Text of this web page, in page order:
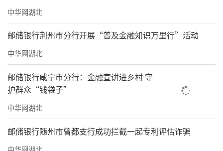
中华网湖北
邮储银行荆州市分行开展“普及金融知识万里行”活动
中华网湖北
邮储银行咸宁市分行：金融宣讲进乡村 守
护群众“钱袋子”
中华网湖北
邮储银行随州市曾都支行成功拦截一起专利评估诈骗